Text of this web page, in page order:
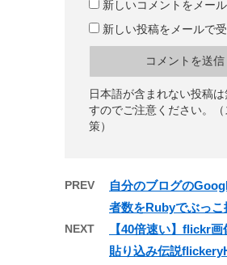
新しいコメントをメー
新しい投稿をメールで
日本語が含まれない投稿は
すのでご注意ください。
策）
PREV
自分のブログの
者数をRubyでぶっこ
NEXT
【40倍速い】flickr
貼り込み伝説